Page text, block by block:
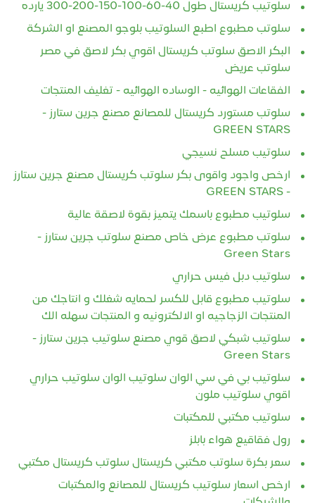
سلوتيب كريستال طول 40-60-100-150-200-300 يارده
سلوتب مطبوع اطبع السلوتيب بلوجو المصنع او الشركة
البكر الاصق سلوتب كريستال اقوي بكر لاصق في مصر
سلوتب عريض
الفقاعات الهوائيه - الوساده الهوائيه - تغليف المنتجات
سلوتب مستورد كريستال للمصانع مصنع جرين ستارز -
GREEN STARS
سلوتيب مسلح نسيجي
ارخص واجود واقوى بكر سلوتب كريستال مصنع جرين ستارز
- GREEN STARS
سلوتيب مطبوع باسمك يتميز بقوة لاصقة عالية
سلوتب مطبوع عرض خاص مصنع سلوتب جرين ستارز -
Green Stars
سلوتيب دبل فيس حراري
سلوتيب مطبوع قابل للكسر لحمايه شغلك و انتاجك من
المنتجات الزجاجيه او الالكترونيه و المنتجات سهله الك
سلوتيب شبكي لاصق قوي مصنع سلوتيب جرين ستارز -
Green Stars
سلوتيب بي في سي الوان سلوتيب الوان سلوتيب حراري
اقوي سلوتيب ملون
سلوتيب مكتبي للمكتبات
رول فقاقيع هواء بابلز
سعر بكرة سلوتب مكتبي كريستال سلوتب كريستال مكتبي
ارخص اسعار سلوتيب كريستال للمصانع والمكتبات